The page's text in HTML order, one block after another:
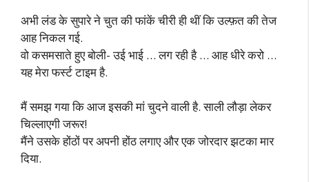
अभी लंड के सुपारे ने चुत की फांकें चीरी ही थीं कि उल्फ़त की तेज
आह निकल गई.
वो कसमसाते हुए बोली- उई भाई … लग रही है … आह धीरे करो …
यह मेरा फर्स्ट टाइम है.
मैं समझ गया कि आज इसकी मां चुदने वाली है. साली लौड़ा लेकर
चिल्लाएगी जरूर!
मैंने उसके होंठों पर अपनी होंठ लगाए और एक जोरदार झटका मार
दिया.